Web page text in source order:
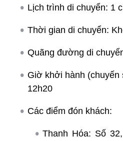
Lịch trình di chuyển: 1
Thời gian di chuyển:
Quãng đường di
Giờ khởi hành (chuyến
12h20
Các điểm đón khách:
Thanh Hóa: Số